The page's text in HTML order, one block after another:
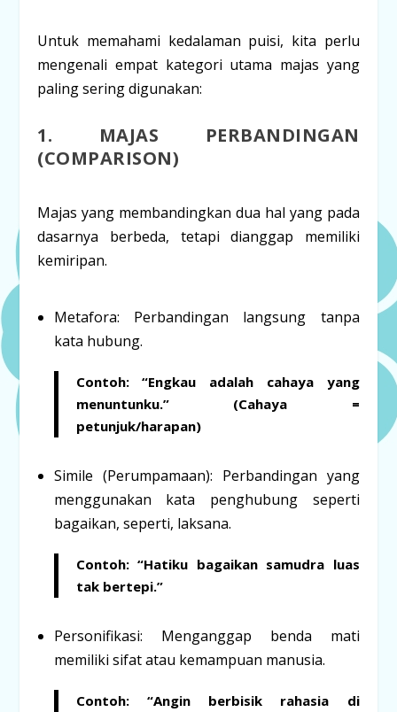
Untuk memahami kedalaman puisi, kita perlu
mengenali empat kategori utama majas yang
paling sering digunakan:
1. MAJAS PERBANDINGAN
(COMPARISON)
Majas yang membandingkan dua hal yang pada
dasarnya berbeda, tetapi dianggap memiliki
kemiripan.
Metafora: Perbandingan langsung tanpa
kata hubung.
Contoh:“Engkau adalah cahayayang
menuntunku.” (Cahaya =
petunjuk/harapan)
Simile (Perumpamaan): Perbandingan yang
menggunakan kata penghubung seperti
bagaikan, seperti, laksana.
Contoh:“Hatiku bagaikan samudra luas
tak bertepi.”
Personifikasi: Menganggap benda mati
memiliki sifat atau kemampuan manusia.
Contoh:“Angin berbisik rahasia di